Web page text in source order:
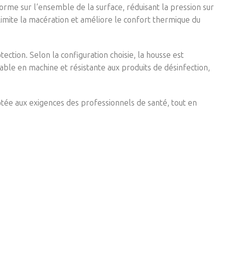
sur l’ensemble de la surface, réduisant la pression sur
la macération et améliore le confort thermique du
Selon la configuration choisie, la housse est
en machine et résistante aux produits de désinfection,
aux exigences des professionnels de santé, tout en